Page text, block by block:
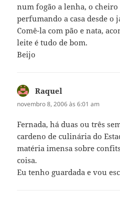
num fogão a lenha, o
perfumando a casa desde o
Comê-la com pão e nata,
leite é tudo de bom.
Beijo
Raquel
novembro 8, 2006 às 6:01 am
Fernada, há duas ou três
cardeno de culinária do
matéria imensa sobre
coisa.
Eu tenho guardada e vou